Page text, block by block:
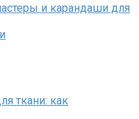
и карандаши для
ткани: как